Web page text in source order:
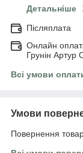
Детальніше
Післяплата
Онлайн
Грунін Артур
Всі умови
Умови
Повернення